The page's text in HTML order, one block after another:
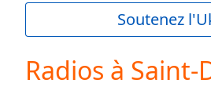
Current
Duration
-:-
Loaded:
Soutenez
Radios à Saint-